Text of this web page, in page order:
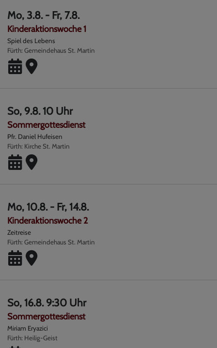
Mo, 3.8. - Fr, 7.8.
Kinderaktionswoche 1
Spiel des Lebens
Fürth Gemeindehaus St. Martin
So, 9.8. 10 Uhr
Sommergottesdienst
Pfr. Daniel Hufeisen
Fürth Kirche St. Martin
Mo, 10.8. - Fr, 14.8.
Kinderaktionswoche 2
Zeitreise
Fürth Gemeindehaus St. Martin
So, 16.8. 9:30 Uhr
Sommergottesdienst
Miriam Eryazici
Fürth Heilig-Geist